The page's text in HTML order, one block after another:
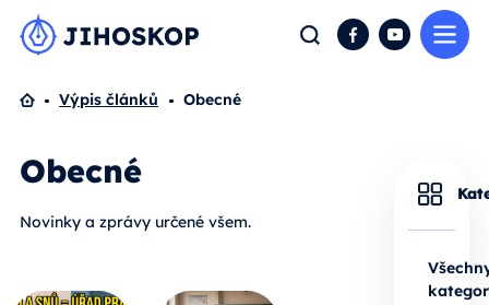
Hledat FacebookYouTube
Domů
Výpis článků Obecné
Obecné
Novinky a zprávy určené všem.